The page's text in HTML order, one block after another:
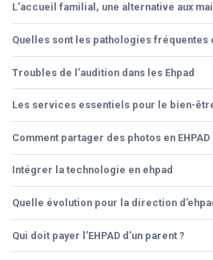
L’accueil familial, une alternative aux
Quelles sont les pathologies fréquentes
Troubles de l’audition dans les Ehpad
Les services essentiels pour le bien-
Comment partager des photos en
Intégrer la technologie en ehpad
Quelle évolution pour la direction
Qui doit payer l’EHPAD d’un parent ?